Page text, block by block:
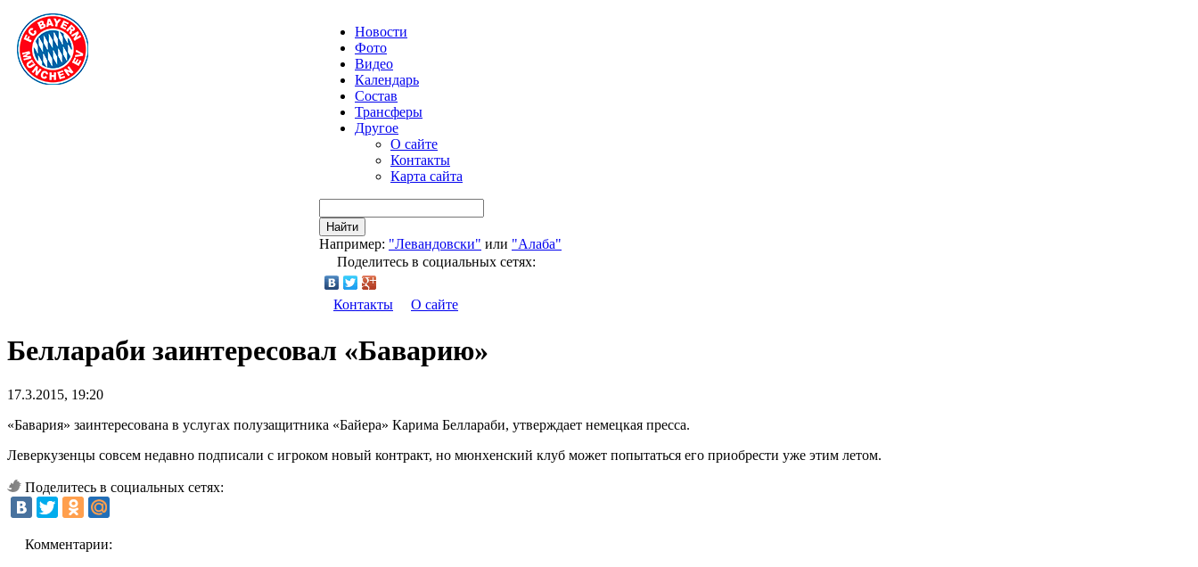
Новости
Фото
Видео
Календарь
Состав
Трансферы
Другое
О сайте
Контакты
Карта сайта
Найти
Например: "Левандовски" или "Алаба"
Поделитесь в социальных сетях:
Контакты О сайте
Беллараби заинтересовал «Баварию»
17.3.2015, 19:20
«Бавария» заинтересована в услугах полузащитника «Байера» Карима Беллараби, утверждает немецкая пресса.
Леверкузенцы совсем недавно подписали с игроком новый контракт, но мюнхенский клуб может попытаться его приобрести уже этим летом.
Поделитесь в социальных сетях:
Комментарии: